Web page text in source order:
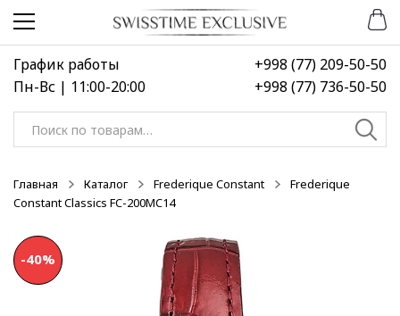
Перейти
навигации
Перейти
содержимому
График работы
Пн-Вс | 11:00-20:00
+998 (77) 209-50-50
+998 (77) 736-50-50
Искать:
Главная Каталог Frederique Constant
Frederique
Constant Classics FC-200MC14
-40%